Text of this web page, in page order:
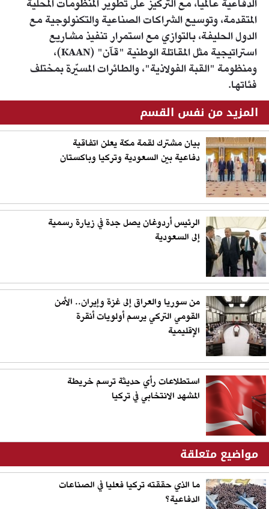
الدفاعية عالمياً، مع التركيز على تطوير المنظومات المحلية
المتقدمة، وتوسيع الشراكات الصناعية والتكنولوجية مع
الدول الحليفة، بالتوازي مع استمرار تنفيذ مشاريع
استراتيجية مثل المقاتلة الوطنية "قآن" (KAAN)،
ومنظومة "القبة الفولاذية"، والطائرات المسيّرة بمختلف
فئاتها.
المزيد من نفس القسم
بيان مشترك لقمة مكة يعلن اتفاقية
دفاعية بين السعودية وتركيا وباكستان
الرئيس أردوغان يصل جدة في زيارة رسمية
إلى السعودية
من سوريا والعراق إلى غزة وإيران.. الأمن
القومي التركي يرسم أولويات أنقرة
الإقليمية
استطلاعات رأي حديثة ترسم خريطة
المشهد الانتخابي في تركيا
مواضيع متعلقة
ما الذي حققته تركيا فعليا في الصناعات
الدفاعية؟